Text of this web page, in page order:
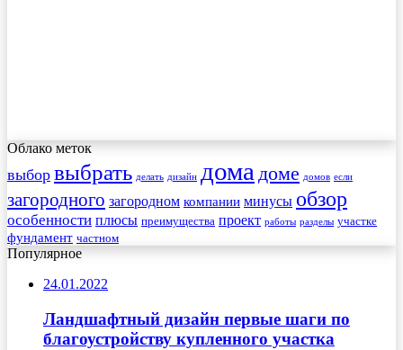
Облако меток
выбор выбрать делать дизайн дома доме домов если
загородного загородном компании минусы обзор
особенности плюсы преимущества проект работы разделы участке
фундамент частном
Популярное
24.01.2022
Ландшафтный дизайн первые шаги по
благоустройству купленного участка